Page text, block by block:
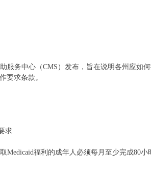
服务中心（CMS）发布，旨在说明各州应如
要求条款。
求
Medicaid福利的成年人必须每月至少完成80